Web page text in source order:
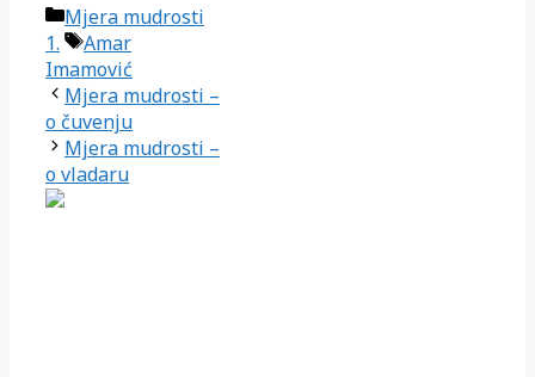
Kategorije
Mjera mudrosti
1.
Oznake
Amar
Imamović
Mjera mudrosti –
o čuvenju
Mjera mudrosti –
o vladaru